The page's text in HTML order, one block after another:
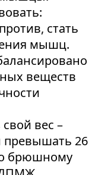
стать
мышц.
веществ
вес –
превышать 26
брюшному